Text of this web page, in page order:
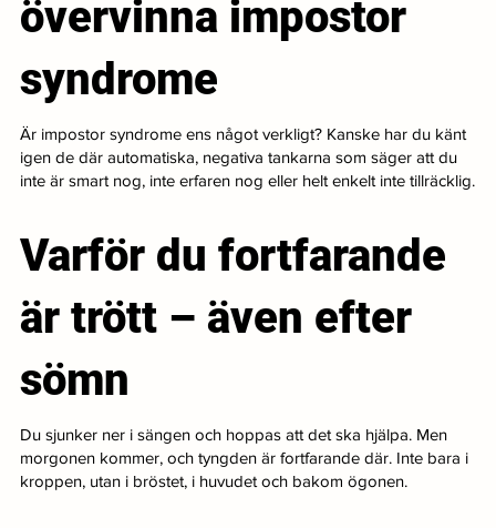
övervinna impostor
syndrome
Är impostor syndrome ens något verkligt? Kanske har du känt
igen de där automatiska, negativa tankarna som säger att du
inte är smart nog, inte erfaren nog eller helt enkelt inte tillräcklig.
Varför du fortfarande
är trött – även efter
sömn
Du sjunker ner i sängen och hoppas att det ska hjälpa. Men
morgonen kommer, och tyngden är fortfarande där. Inte bara i
kroppen, utan i bröstet, i huvudet och bakom ögonen.